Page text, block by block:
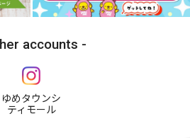
accounts
ゆめタウンシ
ティモール